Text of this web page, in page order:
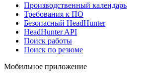
Производственный календарь
Требования к ПО
Безопасный HeadHunter
HeadHunter API
Поиск работы
Поиск по резюме
Мобильное приложение